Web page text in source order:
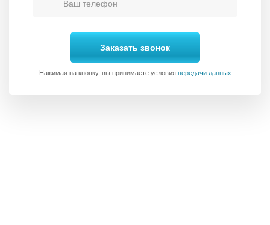
Заказать звонок
Нажимая на кнопку, вы принимаете условия передачи данных